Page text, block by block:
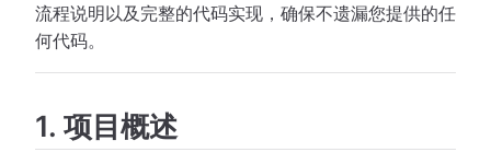
流程说明以及完整的代码实现，确保不遗漏您提供的任
何代码。
1. 项目概述